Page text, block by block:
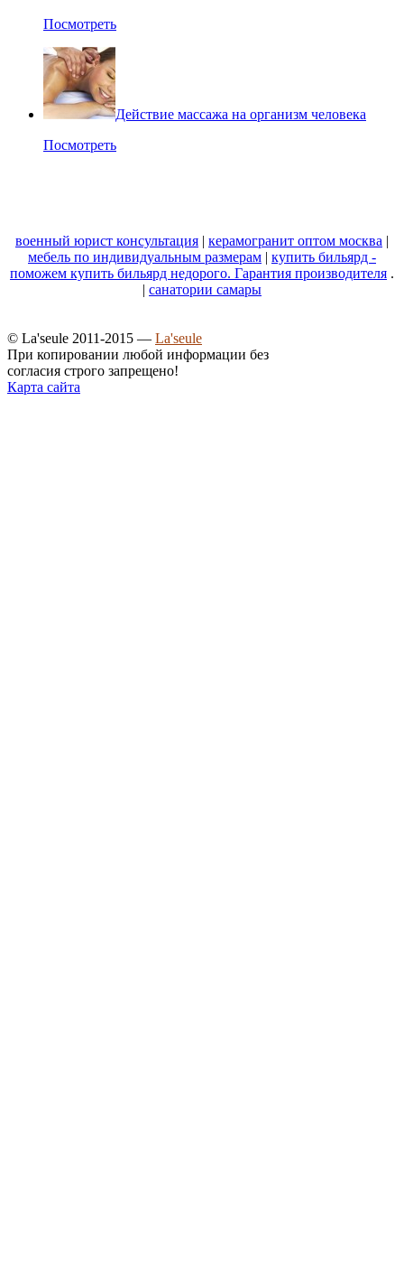
Посмотреть
Действие массажа на организм человека
Посмотреть
военный юрист консультация | керамогранит оптом москва |
мебель по индивидуальным размерам | купить бильярд -
поможем купить бильярд недорого. Гарантия производителя .
| санатории самары
© La'seule 2011-2015 — La'seule
При копировании любой информации без
согласия строго запрещено!
Карта сайта